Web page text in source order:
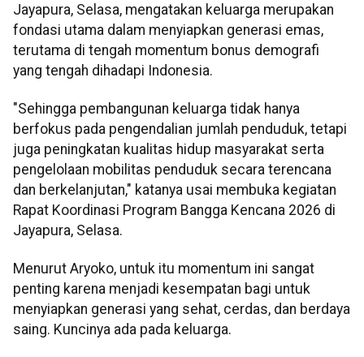
Jayapura, Selasa, mengatakan keluarga merupakan
fondasi utama dalam menyiapkan generasi emas,
terutama di tengah momentum bonus demografi
yang tengah dihadapi Indonesia.
"Sehingga pembangunan keluarga tidak hanya
berfokus pada pengendalian jumlah penduduk, tetapi
juga peningkatan kualitas hidup masyarakat serta
pengelolaan mobilitas penduduk secara terencana
dan berkelanjutan," katanya usai membuka kegiatan
Rapat Koordinasi Program Bangga Kencana 2026 di
Jayapura, Selasa.
Menurut Aryoko, untuk itu momentum ini sangat
penting karena menjadi kesempatan bagi untuk
menyiapkan generasi yang sehat, cerdas, dan berdaya
saing. Kuncinya ada pada keluarga.